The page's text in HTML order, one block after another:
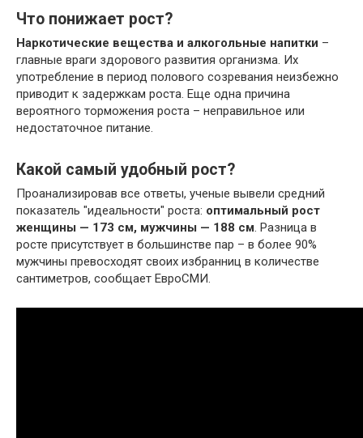
Что понижает рост?
Наркотические вещества и алкогольные напитки –
главные враги здорового развития организма. Их
употребление в период полового созревания неизбежно
приводит к задержкам роста. Еще одна причина
вероятного торможения роста – неправильное или
недостаточное питание.
Какой самый удобный рост?
Проанализировав все ответы, ученые вывели средний
показатель "идеальности" роста: оптимальный рост
женщины — 173 см, мужчины — 188 см. Разница в
росте присутствует в большинстве пар – в более 90%
мужчины превосходят своих избранниц в количестве
сантиметров, сообщает ЕвроСМИ.